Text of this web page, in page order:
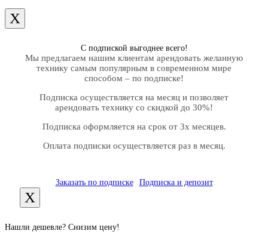
X
С подпиской выгоднее всего!
Мы предлагаем нашим клиентам арендовать желанную
технику самым популярным в современном мире
способом – по подписке!
Подписка осуществляется на месяц и позволяет
арендовать технику со скидкой до 30%!
Подписка оформляется на срок от 3х месяцев.
Оплата подписки осуществляется раз в месяц.
Заказать по подписке Подписка и депозит
X
Нашли дешевле? Снизим цену!